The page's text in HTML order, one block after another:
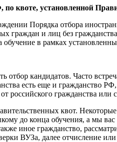
квоте, установленной
Порядка отбора
граждан и лиц без
в рамках
кандидатов. Часто
есть еще и гражданство
российского гражданства
квот.
до конца обучения, а мы
иное гражданство,
ВУЗа, далее отчисление